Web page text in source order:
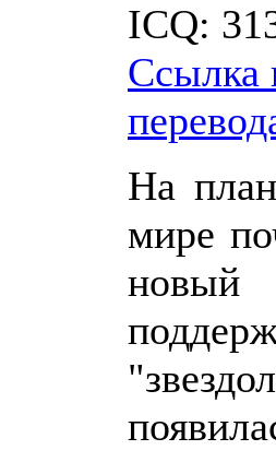
ICQ:
Ссылка
На
мире